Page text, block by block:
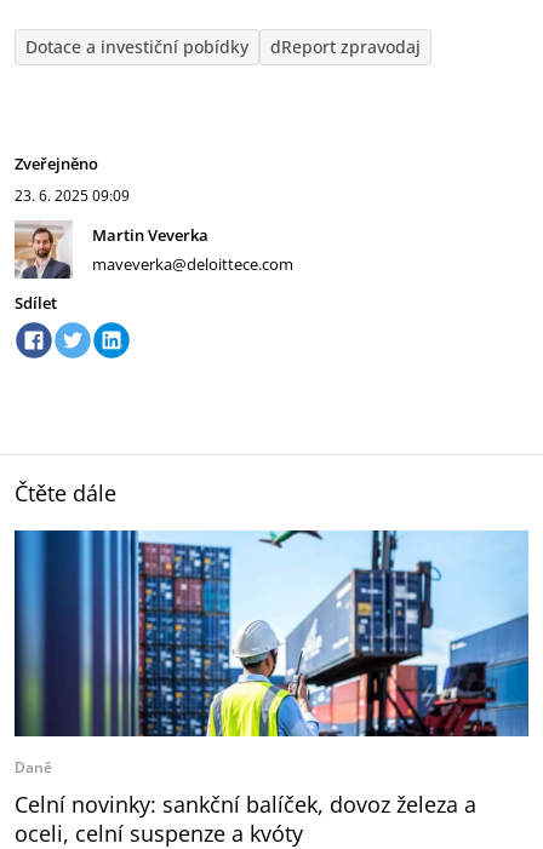
Dotace a investiční pobídky dReport zpravodaj
Zveřejněno
23. 6. 202509:09
Martin Veverka
maveverka@deloittece.com
Sdílet
Čtěte dále
Daně
Celní novinky: sankční balíček, dovoz železa a
oceli, celní suspenze a kvóty